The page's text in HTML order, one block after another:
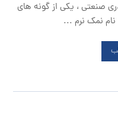
صنعتی ، یکی از گونه های
نمک نرم ...